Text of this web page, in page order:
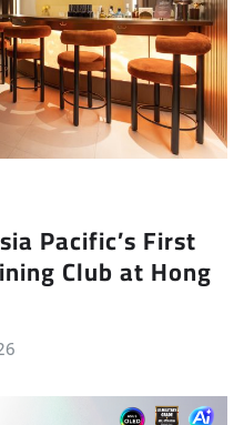
Pacific’s First
Club at Hong